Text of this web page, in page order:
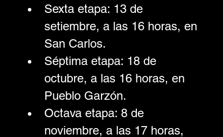
Sexta etapa: 13 de
setiembre, a las 16 horas, en
San Carlos.
Séptima etapa: 18 de
octubre, a las 16 horas, en
Pueblo Garzón.
Octava etapa: 8 de
noviembre, a las 17 horas,